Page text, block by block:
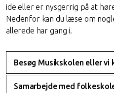
ide eller er nysgerrig på at
Nedenfor kan du læse om
allerede har gang i.
Besøg Musikskolen eller vi
Samarbejde med